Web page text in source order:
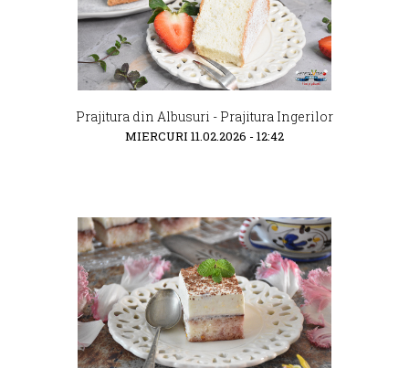
Prajitura din Albusuri - Prajitura Ingerilor
MIERCURI 11.02.2026 - 12:42